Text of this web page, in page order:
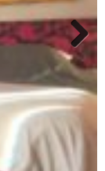
Next